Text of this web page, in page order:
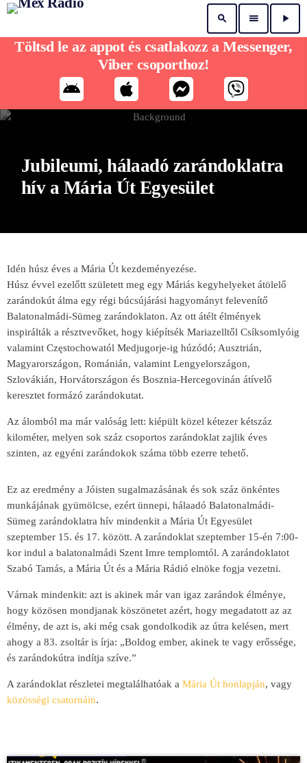
search menu play_arrow
Jubileumi, hálaadó zarándoklatra
hív a Mária Út Egyesület
Idén húsz éves a Mária Út kezdeményezése.
Húsz évvel ezelőtt született meg egy Máriás kegyhelyeket átölelő
zarándokút álma egy régi búcsújárási hagyományt felevenítő
Balatonalmádi-Sümeg zarándoklaton. Az ott átélt élmények
inspirálták a résztvevőket, hogy kiépítsék Mariazelltől Csíksomlyóig
valamint Częstochowatól Medjugorje-ig húzódó; Ausztrián,
Magyarországon, Románián, valamint Lengyelországon,
Szlovákián, Horvátországon és Bosznia-Hercegovinán átívelő
keresztet formázó zarándokutat.
Az álomból ma már valóság lett: kiépült közel kétezer kétszáz
kilométer, melyen sok száz csoportos zarándoklat zajlik éves
szinten, az egyéni zarándokok száma több ezerre tehető.
Ez az eredmény a Jóisten sugalmazásának és sok száz önkéntes
munkájának gyümölcse, ezért ünnepi, hálaadó Balatonalmádi-
Sümeg zarándoklatra hív mindenkit a Mária Út Egyesület
szeptember 15. és 17. között. A zarándoklat szeptember 15-én 7:00-
kor indul a balatonalmádi Szent Imre templomtól. A zarándoklatot
Szabó Tamás, a Mária Út és a Mária Rádió elnöke fogja vezetni.
Várnak mindenkit: azt is akinek már van igaz zarándok élménye,
hogy közösen mondjanak köszönetet azért, hogy megadatott az az
élmény, de azt is, aki még csak gondolkodik az útra kelésen, mert
ahogy a 83. zsoltár is írja: „Boldog ember, akinek te vagy erőssége,
és zarándokútra indítja szíve.”
A zarándoklat részletei megtalálhatóak a Mária Út honlapján, vagy
közösségi csatornáin.
Töltsd le az appot és csatlakozz a Messenger,
Viber csoporthoz!